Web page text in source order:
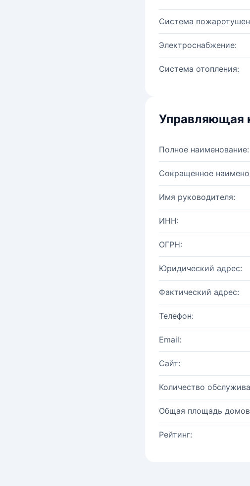
Система
Электроснабжение:
Система отопления:
Управляющая
Полное наименование:
Сокращенное
Имя руководителя:
ИНН:
ОГРН:
Юридический адрес:
Фактический адрес:
Телефон:
Email:
Сайт:
Количество
Общая площадь
Рейтинг: